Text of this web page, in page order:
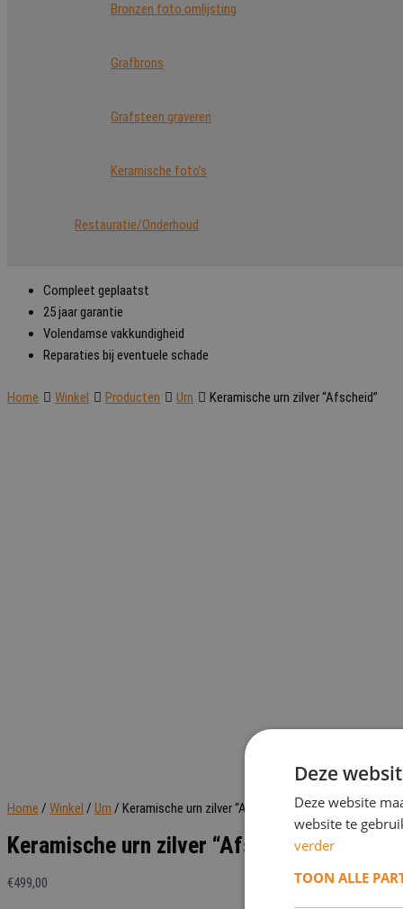
Bronzen foto omlijsting
Grafbrons
Grafsteen graveren
Keramische foto’s
Restauratie/Onderhoud
Compleet geplaatst
25 jaar garantie
Volendamse vakkundigheid
Reparaties bij eventuele schade
Home Winkel Producten Urn Keramische urn zilver “Afscheid”
Home / Winkel / Urn / Keramische urn zilver “Afscheid”
Keramische urn zilver “Afscheid”
€499,00
Deze
Deze website
website te
verder
TOON ALLE